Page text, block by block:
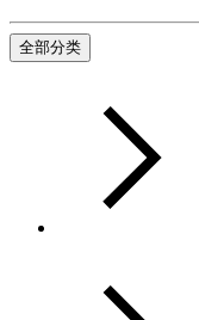
全部分类